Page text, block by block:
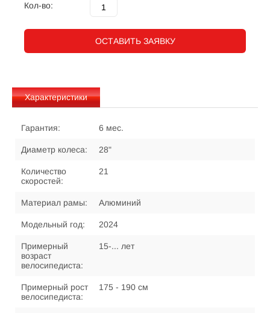
Кол-во:
ОСТАВИТЬ ЗАЯВКУ
Характеристики
Гарантия: 6 мес.
Диаметр колеса: 28"
Количество
скоростей:
21
Материал рамы: Алюминий
Модельный год: 2024
Примерный
возраст
велосипедиста:
15-... лет
Примерный рост
велосипедиста:
175 - 190 см